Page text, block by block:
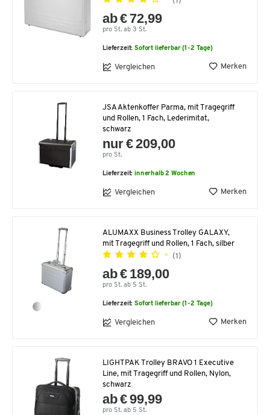
ab € 72,99
pro St. ab 3 St.
Lieferzeit:Sofort lieferbar (1-2 Tage)
Vergleichen Merken
JSA Aktenkoffer Parma, mit Tragegriff
und Rollen, 1 Fach, Lederimitat,
schwarz
nur € 209,00
pro St.
Lieferzeit:innerhalb 2 Wochen
Vergleichen Merken
ALUMAXX Business Trolley GALAXY,
mit Tragegriff und Rollen, 1 Fach, silber
(1)
ab € 189,00
pro St. ab 5 St.
Lieferzeit:Sofort lieferbar (1-2 Tage)
Vergleichen Merken
LIGHTPAK Trolley BRAVO 1 Executive
Line, mit Tragegriff und Rollen, Nylon,
schwarz
ab € 99,99
pro St. ab 5 St.